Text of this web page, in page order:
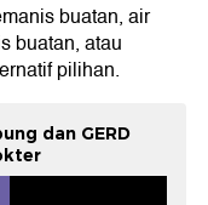
buatan, air
buatan, atau
pilihan.
dan GERD